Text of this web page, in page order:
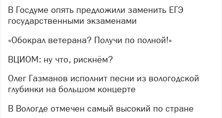
В Госдуме опять предложили заменить ЕГЭ
государственными экзаменами
«Обокрал ветерана? Получи по полной!»
ВЦИОМ: ну что, рискнём?
Олег Газманов исполнит песни из вологодской
глубинки на большом концерте
В Вологде отмечен самый высокий по стране